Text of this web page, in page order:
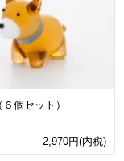
個セット）
2,970円(内税)